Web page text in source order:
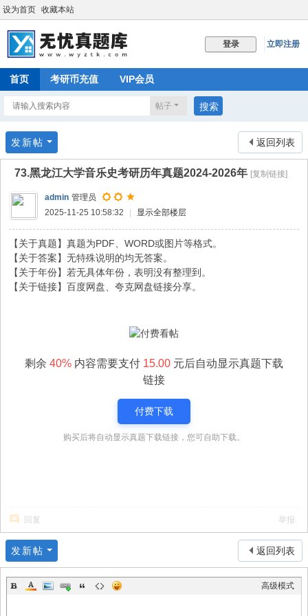
设为首页 收藏本站
登录 立即注册
首页 考研币充值 VIP会员
帖子 搜索
返回列表
发新帖
73.黑龙江大学音乐史考研历年真题2024-2026年 [复制链接]
admin 管理员
2025-11-25 10:58:32
显示全部楼层
【关于真题】真题为PDF、WORD或图片等格式。
【关于答案】无特殊说明的均无答案。
【关于年份】若无具体年份，表明没有整理到。
【关于链接】百度网盘、夸克网盘链接分享。
剩余 40% 内容需要支付 15.00 元后自动显示真题下载
链接
付费下载
购买后将自动显示真题下载链接，您可自助下载。
回复 举报
返回列表
发新帖
高级模式